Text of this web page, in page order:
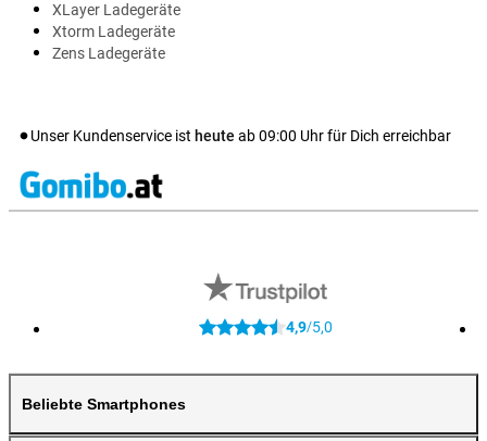
XLayer Ladegeräte
Xtorm Ladegeräte
Zens Ladegeräte
Unser Kundenservice ist heute ab09:00 Uhr für Dich erreichbar
4,9/5,0
Beliebte Smartphones